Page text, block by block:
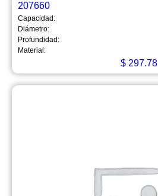
207660
Capacidad:
Diámetro:
Profundidad:
Material:
$ 297.78